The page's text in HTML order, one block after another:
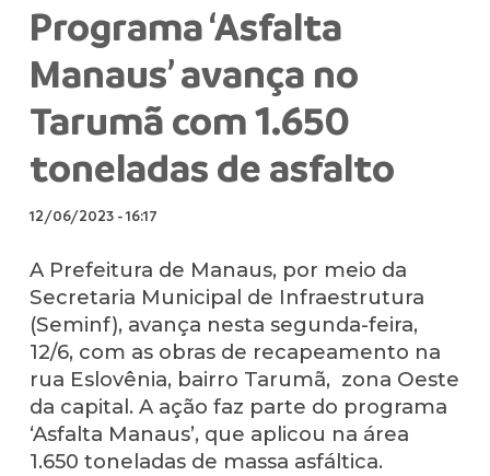
Programa ‘Asfalta
Manaus’ avança no
Tarumã com 1.650
toneladas de asfalto
12/06/2023-16:17
A Prefeitura de Manaus, por meio da
Secretaria Municipal de Infraestrutura
(Seminf), avança nesta segunda-feira,
12/6, com as obras de recapeamento na
rua Eslovênia, bairro Tarumã, zona Oeste
da capital. A ação faz parte do programa
‘Asfalta Manaus’, que aplicou na área
1.650 toneladas de massa asfáltica.